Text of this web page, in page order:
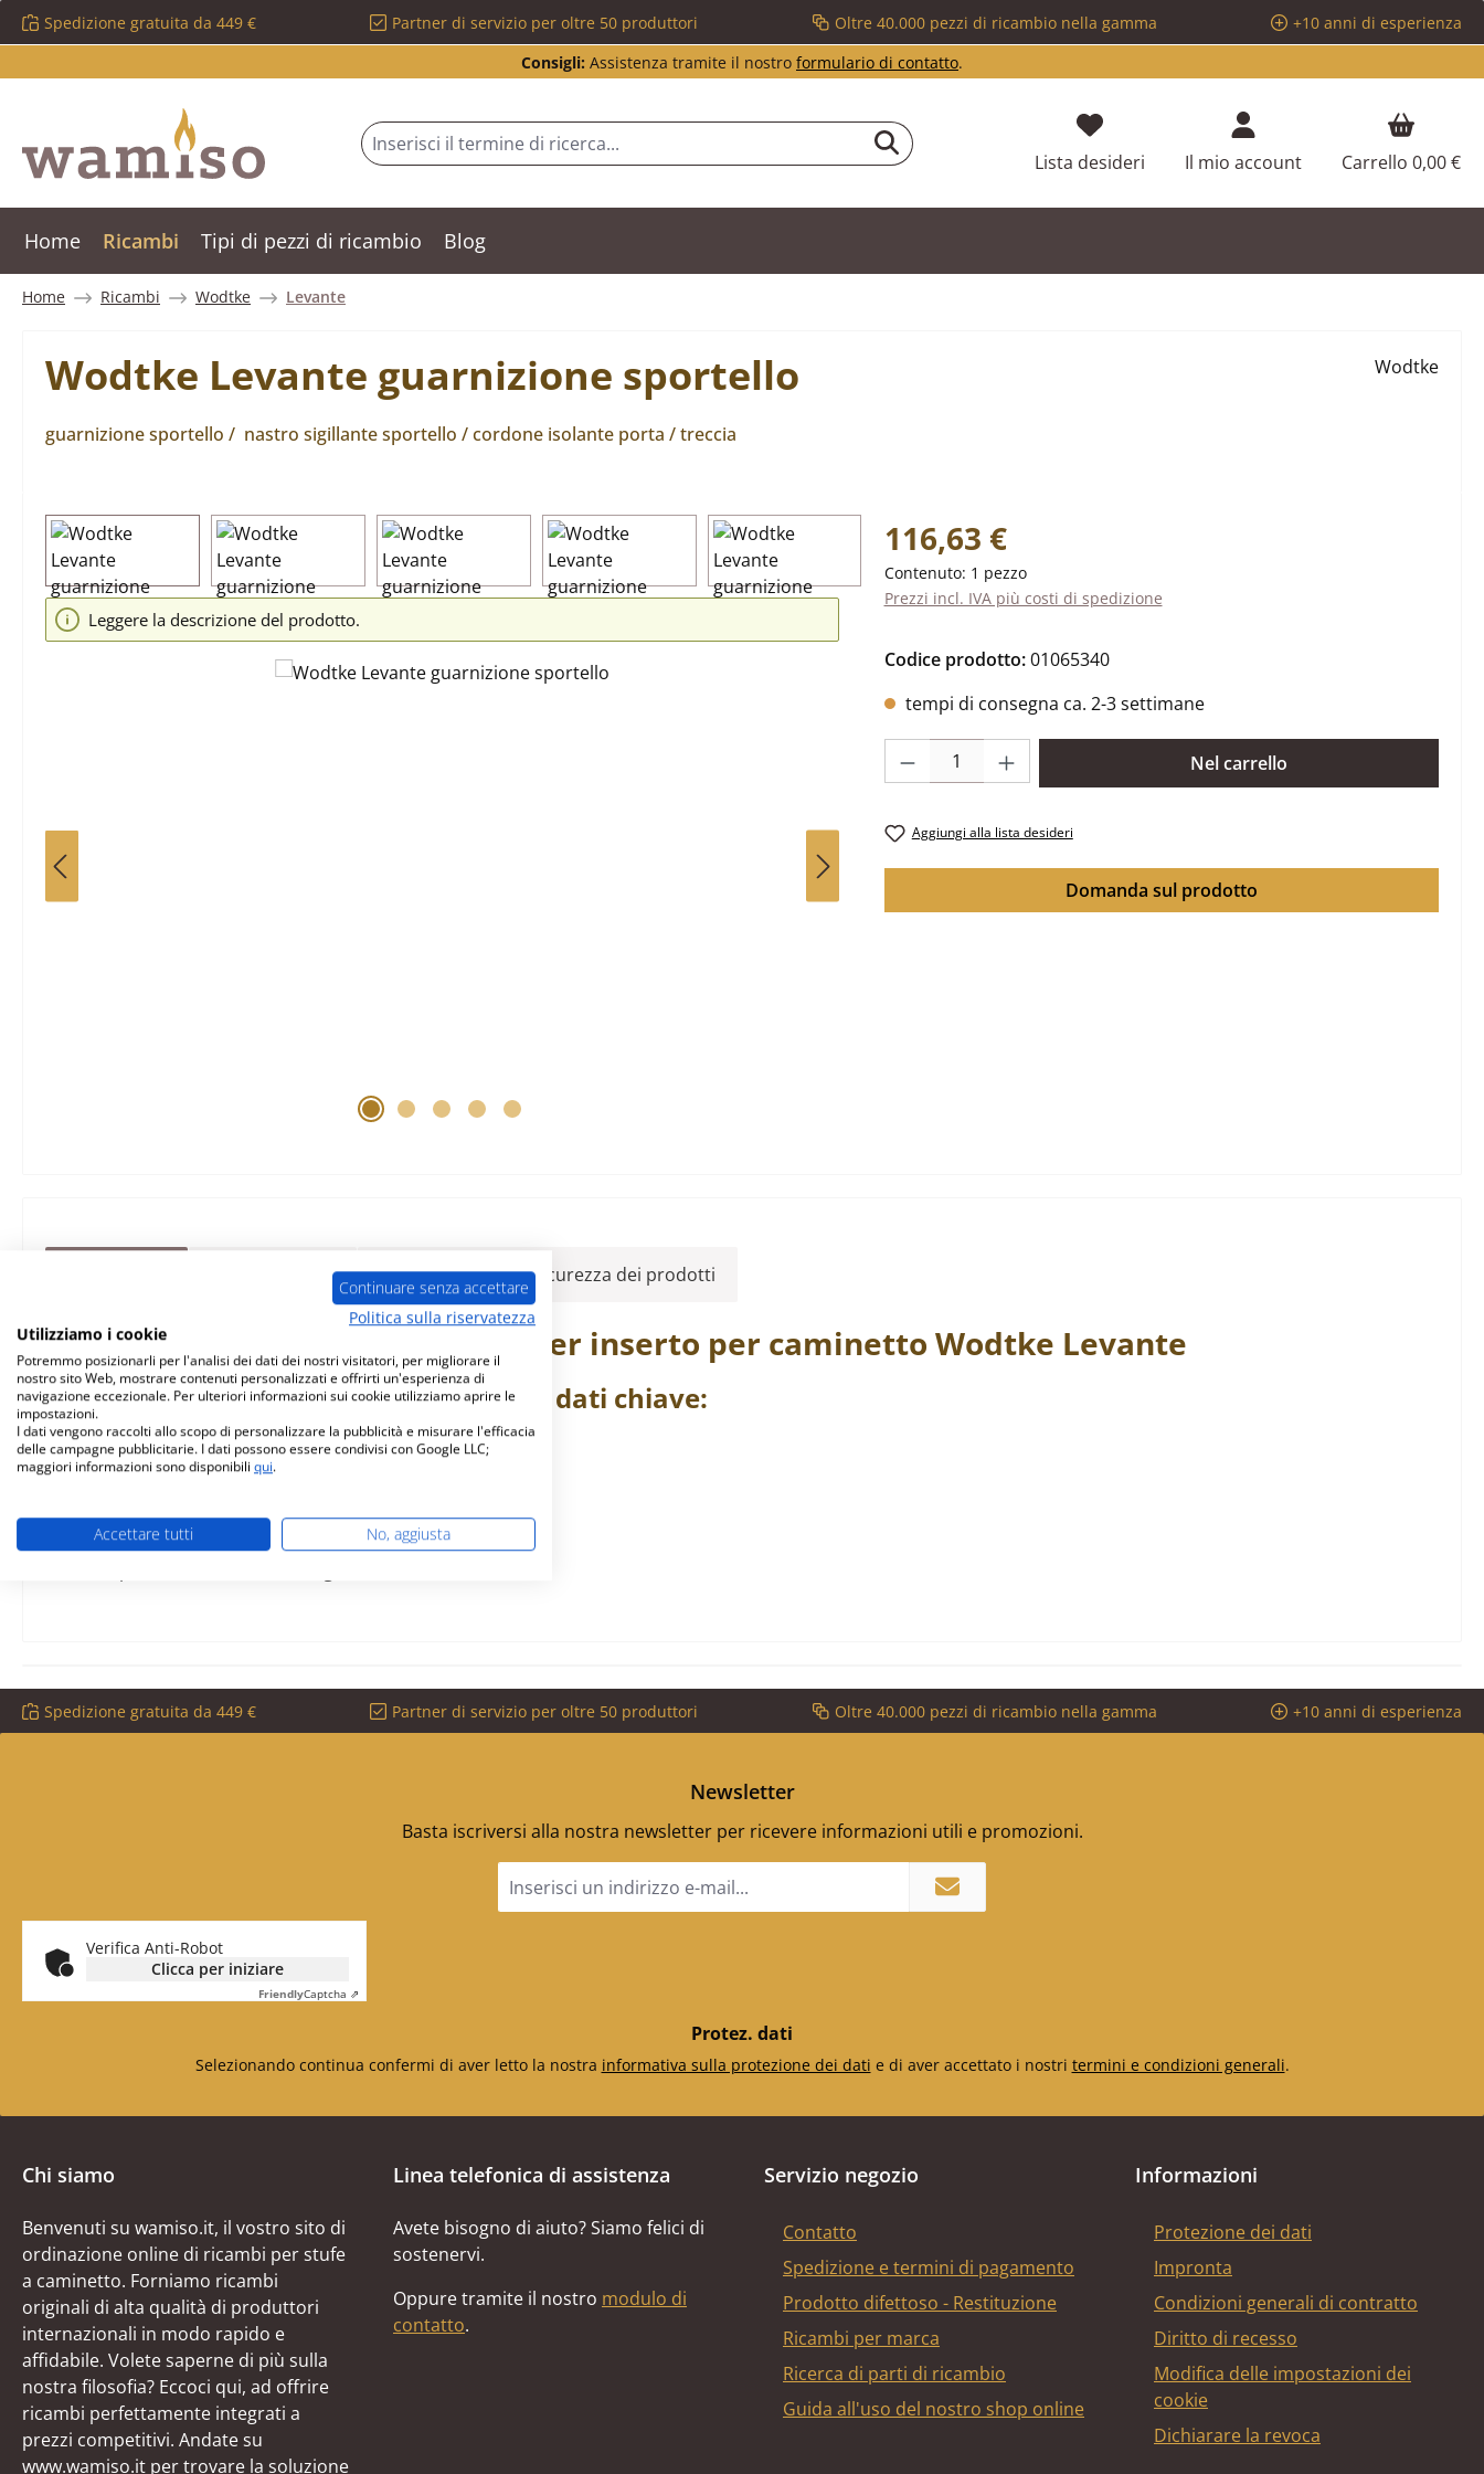
al contenuto principale
Salta alla ricerca
Passa alla navigazione principale
Spedizione gratuita da 449 € Partner di servizio per oltre 50 produttori Oltre 40.000 pezzi di ricambio nella gamma
+10 anni di esperienza
Consigli: Assistenza tramite il nostro formulario di contatto.
Lista desideri Hai 0 articoli nella lista dei desideri
Il mio account Carrello 0,00 €
Home Ricambi Tipi di pezzi di ricambio Blog
Home Ricambi Wodtke Levante
Wodtke Levante guarnizione sportello
guarnizione sportello / nastro sigillante sportello / cordone isolante porta / treccia
Wodtke
Salta la galleria di immagini
Leggere la descrizione del prodotto.
Prezzo normale:
116,63 €
Contenuto: 1 pezzo
Prezzi incl. IVA più costi di spedizione
Codice prodotto:01065340
tempi di consegna ca. 2-3 settimane
Quantità del prodotto: inserisci la quantità desiderata o usa i pulsanti per
Nel carrello
Aggiungi alla lista desideri
Domanda sul prodotto
Caratteristiche Informazioni sulla sicurezza dei prodotti
originale per inserto per caminetto Wodtke Levante
WodtkeLevanteguarnizione sportello dati chiave:
cordone isolante porta, treccia
lunghezza 3,00 m
diametro 16 mm
Spedizione gratuita da 449 € Partner di servizio per oltre 50 produttori Oltre 40.000 pezzi di ricambio nella gamma +10 anni di esperienza
Newsletter
Basta iscriversi alla nostra newsletter per ricevere informazioni utili e promozioni.
e-
Verifica Anti-Robot
Clicca per iniziare
FriendlyCaptcha ⇗
Protez. dati
Selezionando continua confermi di aver letto la nostra informativa sulla protezione dei dati e di aver accettato i nostri termini e condizioni generali.
Chi siamo
Benvenuti su wamiso.it, il vostro sito di
ordinazione online di ricambi per stufe
a caminetto. Forniamo ricambi
originali di alta qualità di produttori
internazionali in modo rapido e
affidabile. Volete saperne di più sulla
nostra filosofia? Eccoci qui, ad offrire
ricambi perfettamente integrati a
prezzi competitivi. Andate su
www.wamiso.it per trovare la soluzione
Linea telefonica di assistenza
Avete bisogno di aiuto? Siamo felici di
sostenervi.
Oppure tramite il nostro modulo di
contatto.
Servizio negozio
Contatto
Spedizione e termini di pagamento
Prodotto difettoso - Restituzione
Ricambi per marca
Ricerca di parti di ricambio
Guida all'uso del nostro shop online
Informazioni
Protezione dei dati
Impronta
Condizioni generali di contratto
Diritto di recesso
Modifica delle impostazioni dei
cookie
Dichiarare la revoca
Continuare senza accettare
Politica sulla riservatezza
Utilizziamo i cookie
Potremmo posizionarli per l'analisi dei dati dei nostri visitatori, per migliorare il
nostro sito Web, mostrare contenuti personalizzati e offrirti un'esperienza di
navigazione eccezionale. Per ulteriori informazioni sui cookie utilizziamo aprire le
impostazioni.
I dati vengono raccolti allo scopo di personalizzare la pubblicità e misurare l'efficacia
delle campagne pubblicitarie. I dati possono essere condivisi con Google LLC;
maggiori informazioni sono disponibili qui.
Accettare tutti No, aggiusta